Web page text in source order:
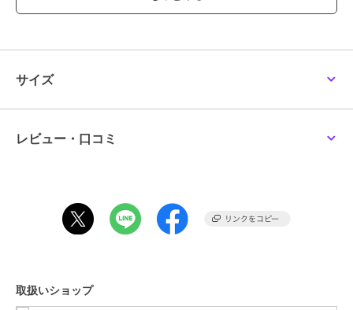
（仮装）・パーティグッズ
カラー
商品のお取り扱い方法
サイズ
レビュー・口コミ
取扱いショップ